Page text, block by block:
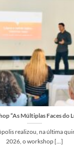
“As Múltiplas Faces do
realizou, na última
2026, o workshop [...]